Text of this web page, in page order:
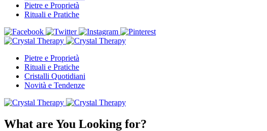
Pietre e Proprietà
Rituali e Pratiche
Pietre e Proprietà
Rituali e Pratiche
Cristalli Quotidiani
Novità e Tendenze
What are You Looking for?